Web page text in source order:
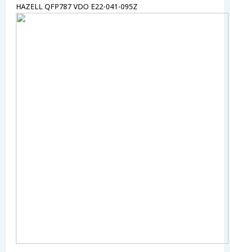
HAZELL QFP787 VDO E22-041-095Z